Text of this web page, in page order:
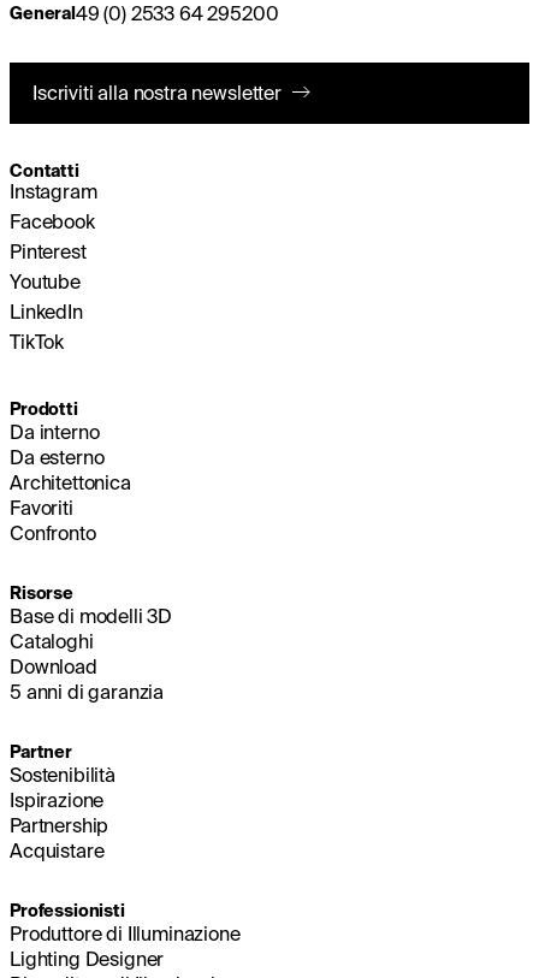
General 49 (0) 2533 64 295200
Iscriviti alla nostra newsletter
Contatti
Instagram
Facebook
Pinterest
Youtube
LinkedIn
TikTok
Prodotti
Da interno
Da esterno
Architettonica
Favoriti
Confronto
Risorse
Base di modelli 3D
Cataloghi
Download
5 anni di garanzia
Partner
Sostenibilità
Ispirazione
Partnership
Acquistare
Professionisti
Produttore di Illuminazione
Lighting Designer